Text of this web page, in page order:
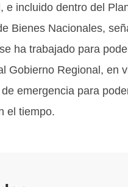
e incluido dentro del
Bienes Nacionales,
ha trabajado para
Gobierno Regional, en
emergencia para
el tiempo.